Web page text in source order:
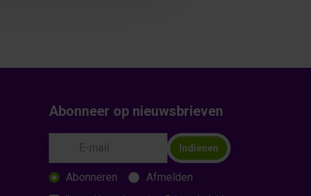
Abonneer op nieuwsbrieven
Indienen
Abonneren Afmelden